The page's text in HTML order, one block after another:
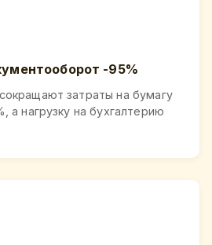
-95%
затраты на бумагу
а нагрузку на бухгалтерию